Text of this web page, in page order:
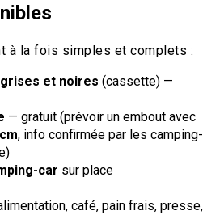
à la fois simples et complets :
et noires (cassette) —
— gratuit (prévoir un embout avec
, info confirmée par les camping-
car sur place
café, pain frais, presse,